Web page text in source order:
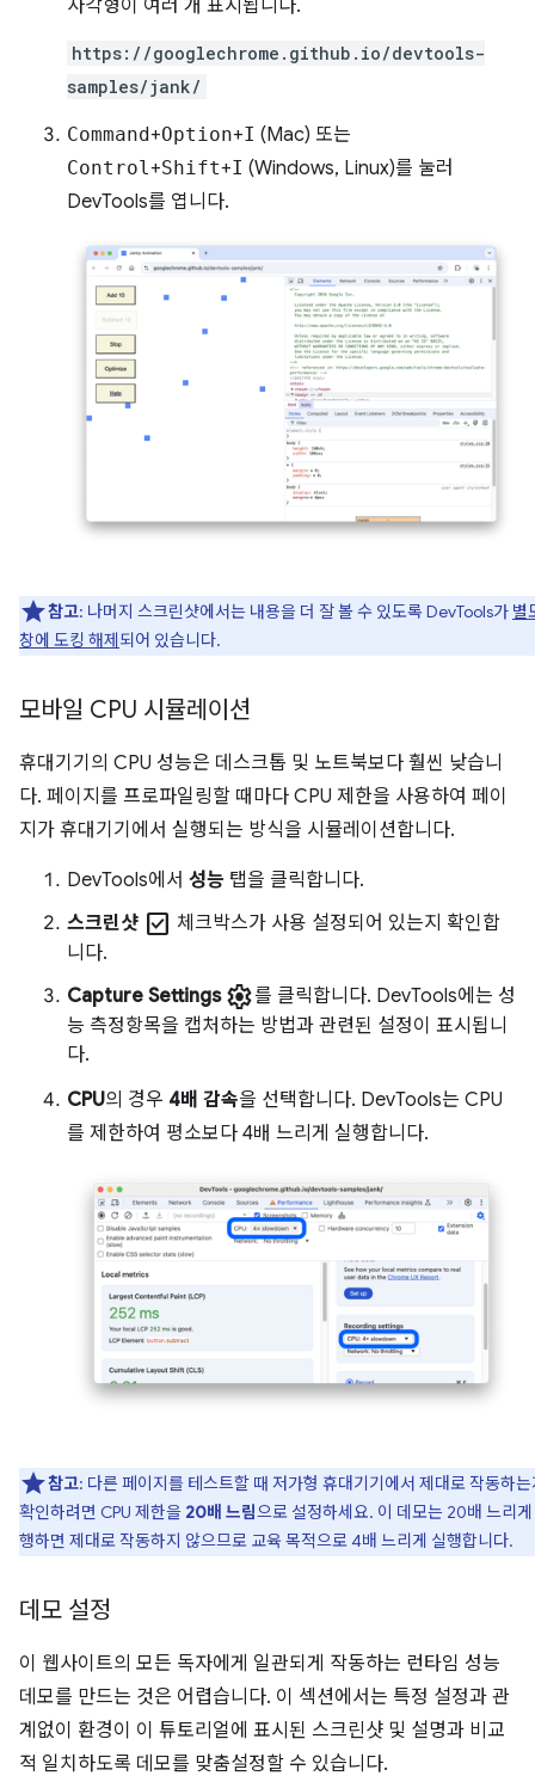
사각형이 여러 개 표시됩니다.
https://googlechrome.github.io/devtools-
samples/jank/
Command+Option+I (Mac) 또는
Control+Shift+I (Windows, Linux)를 눌러
DevTools를 엽니다.
참고: 나머지 스크린샷에서는 내용을 더 잘 볼 수 있도록 DevTools가 별
창에 도킹 해제되어 있습니다.
모바일 CPU 시뮬레이션
휴대기기의 CPU 성능은 데스크톱 및 노트북보다 훨씬 낮습니
다. 페이지를 프로파일링할 때마다 CPU 제한을 사용하여 페이
지가 휴대기기에서 실행되는 방식을 시뮬레이션합니다.
DevTools에서 성능 탭을 클릭합니다.
스크린샷 check_box 체크박스가 사용 설정되어 있는지 확인합
니다.
Capture Settings settings를 클릭합니다. DevTools에는 성
능 측정항목을 캡처하는 방법과 관련된 설정이 표시됩니
다.
CPU의 경우 4배 감속을 선택합니다. DevTools는 CPU
를 제한하여 평소보다 4배 느리게 실행합니다.
참고: 다른 페이지를 테스트할 때 저가형 휴대기기에서 제대로 작동하
확인하려면 CPU 제한을 20배 느림으로 설정하세요. 이 데모는 20배 느리
행하면 제대로 작동하지 않으므로 교육 목적으로 4배 느리게 실행합니다.
데모 설정
이 웹사이트의 모든 독자에게 일관되게 작동하는 런타임 성능
데모를 만드는 것은 어렵습니다. 이 섹션에서는 특정 설정과 관
계없이 환경이 이 튜토리얼에 표시된 스크린샷 및 설명과 비교
적 일치하도록 데모를 맞춤설정할 수 있습니다.